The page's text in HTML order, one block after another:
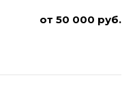
от 50 000 руб.